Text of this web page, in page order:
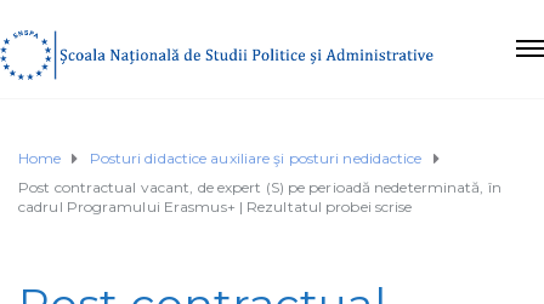
Home
Posturi didactice auxiliare şi posturi nedidactice
Post contractual vacant, de expert (S) pe perioadă nedeterminată, în
cadrul Programului Erasmus+ | Rezultatul probei scrise